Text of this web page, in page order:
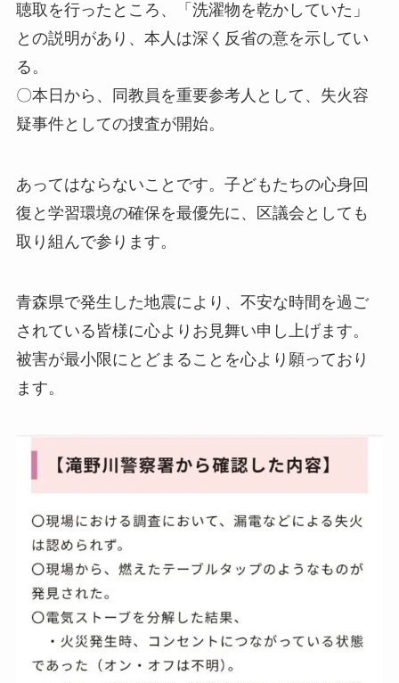
聴取を行ったところ、「洗濯物を乾かしていた」
との説明があり、本人は深く反省の意を示してい
る。
〇本日から、同教員を重要参考人として、失火容
疑事件としての捜査が開始。
あってはならないことです。子どもたちの心身回
復と学習環境の確保を最優先に、区議会としても
取り組んで参ります。
青森県で発生した地震により、不安な時間を過ご
されている皆様に心よりお見舞い申し上げます。
被害が最小限にとどまることを心より願っており
ます。